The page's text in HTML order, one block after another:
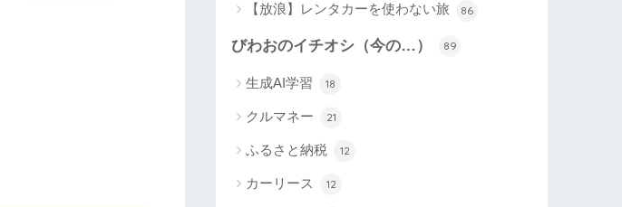
【放浪】レンタカーを使わない旅 86
びわおのイチオシ（今の…） 89
生成AI学習 18
クルマネー 21
ふるさと納税 12
カーリース 12